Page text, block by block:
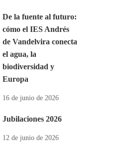
De la fuente al futuro:
cómo el IES Andrés
de Vandelvira conecta
el agua, la
biodiversidad y
Europa
16 de junio de 2026
Jubilaciones 2026
12 de junio de 2026